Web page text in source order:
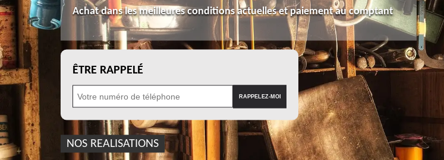
Achat dans les meilleures conditions actuelles et paiement au comptant
ÊTRE RAPPELÉ
NOS REALISATIONS